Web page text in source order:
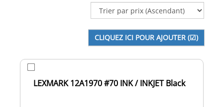
LEXMARK 12A1970 #70 INK / INKJET Black